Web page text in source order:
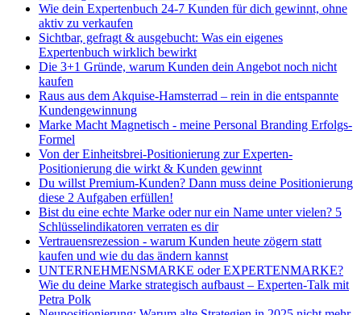
Wie dein Expertenbuch 24-7 Kunden für dich gewinnt, ohne
aktiv zu verkaufen
Sichtbar, gefragt & ausgebucht: Was ein eigenes
Expertenbuch wirklich bewirkt
Die 3+1 Gründe, warum Kunden dein Angebot noch nicht
kaufen
Raus aus dem Akquise-Hamsterrad – rein in die entspannte
Kundengewinnung
Marke Macht Magnetisch - meine Personal Branding Erfolgs-
Formel
Von der Einheitsbrei-Positionierung zur Experten-
Positionierung die wirkt & Kunden gewinnt
Du willst Premium-Kunden? Dann muss deine Positionierung
diese 2 Aufgaben erfüllen!
Bist du eine echte Marke oder nur ein Name unter vielen? 5
Schlüsselindikatoren verraten es dir
Vertrauensrezession - warum Kunden heute zögern statt
kaufen und wie du das ändern kannst
UNTERNEHMENSMARKE oder EXPERTENMARKE?
Wie du deine Marke strategisch aufbaust – Experten-Talk mit
Petra Polk